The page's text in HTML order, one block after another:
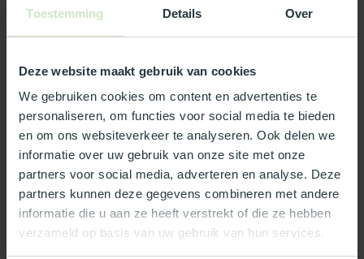
Toestemming Details Over
Deze website maakt gebruik van cookies
We gebruiken cookies om content en advertenties te
personaliseren, om functies voor social media te bieden
en om ons websiteverkeer te analyseren. Ook delen we
informatie over uw gebruik van onze site met onze
partners voor social media, adverteren en analyse. Deze
partners kunnen deze gegevens combineren met andere
informatie die u aan ze heeft verstrekt of die ze hebben
verzameld op basis van uw gebruik van hun services.
Specificaties
Reviews
Wat ons écht bijzonder maakt:
Officieel Skylux dealer!
Gratis bezorging in Nederland, m.u.v. de Waddeneilanden
99% uit voorraad leverbaar